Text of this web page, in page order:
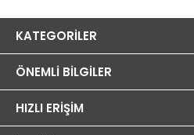
KATEGORILER
ÖNEMLI BILGILER
HIZLI ERIŞIM